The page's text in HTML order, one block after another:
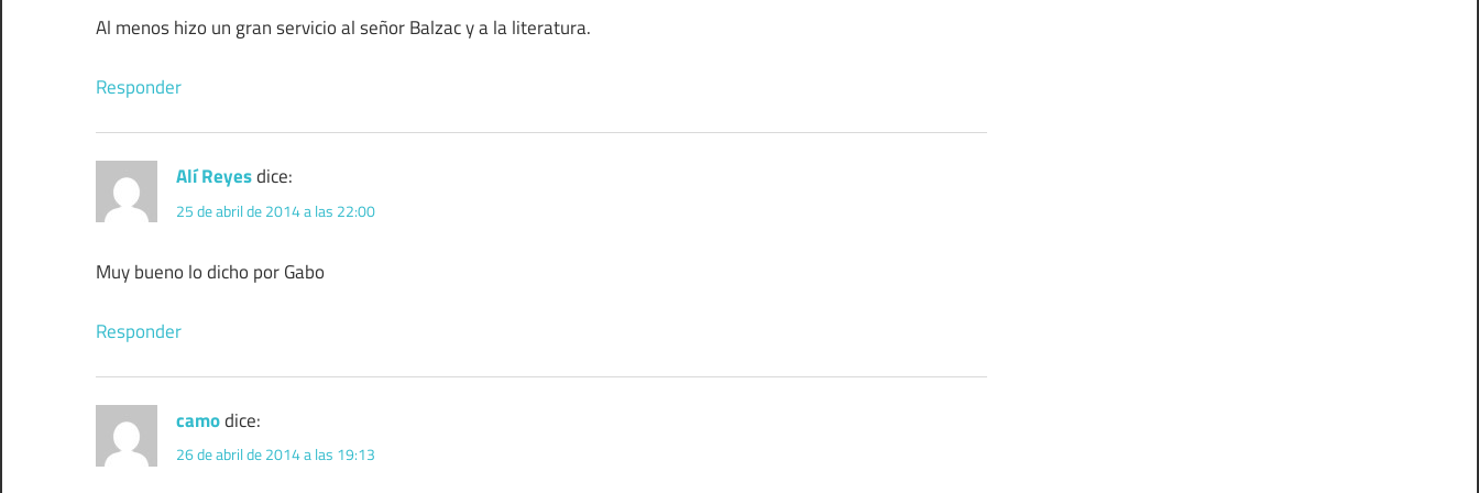
Al menos hizo un gran servicio al señor Balzac y a la literatura.
Responder
Alí Reyesdice:
25 de abril de 2014 a las 22:00
Muy bueno lo dicho por Gabo
Responder
camodice:
26 de abril de 2014 a las 19:13